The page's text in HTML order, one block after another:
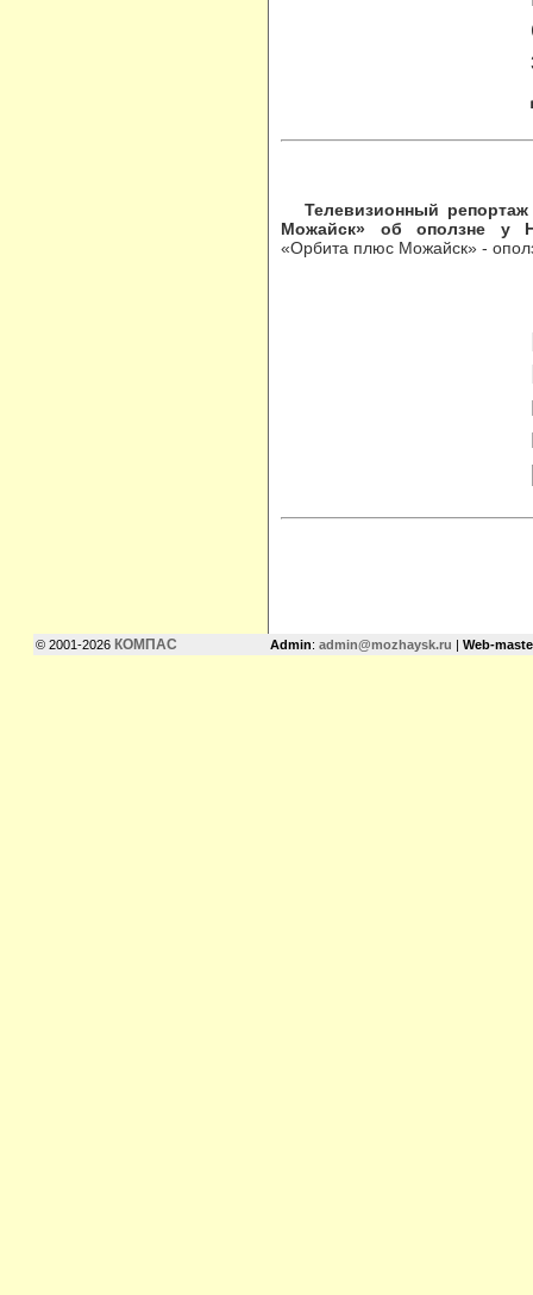
Телевизионный
Можайск» об оползне у
«Орбита плюс Можайск» -
© 2001-2026 КОМПАС Admin: admin@mozhaysk.ru | Web-